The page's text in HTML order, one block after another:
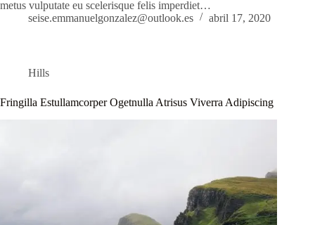
metus vulputate eu scelerisque felis imperdiet…
seise.emmanuelgonzalez@outlook.es
abril 17, 2020
Hills
Fringilla Estullamcorper Ogetnulla Atrisus Viverra Adipiscing